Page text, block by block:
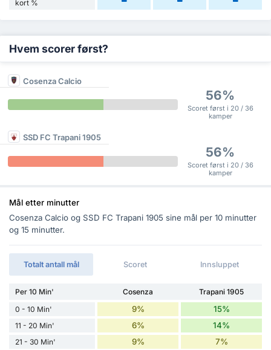
kort %
Hvem scorer først?
Cosenza Calcio
56%
Scoret først i 20 / 36
kamper
SSD FC Trapani 1905
56%
Scoret først i 20 / 36
kamper
Mål etter minutter
Cosenza Calcio og SSD FC Trapani 1905 sine mål per 10 minutter
og 15 minutter.
Totalt antall mål Scoret Innsluppet
Per 10 Min' Cosenza
Trapani 1905
0 - 10 Min'
9% 15%
11 - 20 Min' 6% 14%
21 - 30 Min' 9% 7%